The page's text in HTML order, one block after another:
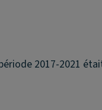
2017-2021